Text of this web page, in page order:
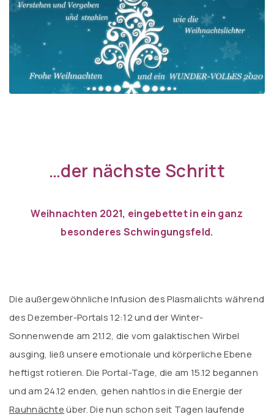
…der nächste Schritt
Weihnachten 2021, eingebettet in ein ganz
besonderes Schwingungsfeld.
Die außergewöhnliche Infusion des Plasmalichts während
des Dezember-Portals 12:12 und der Winter-
Sonnenwende am 21.12, die vom galaktischen Wirbel
ausging, ließ unsere emotionale und körperliche Ebene
heftigst rotieren. Die Portal-Tage, die am 15.12 begannen
und am 24.12 enden, gehen nahtlos in die Energie der
Rauhnächteüber. Die nun schon seit Tagen laufende